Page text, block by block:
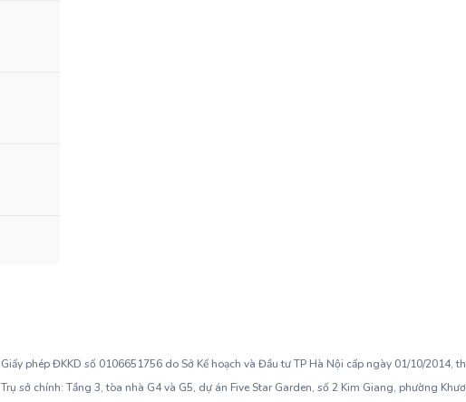
Giấy phép ĐKKD số 0106651756 do Sở Kế hoạch và Đầu tư TP Hà Nội cấp ngày 01/10/2014,
Trụ sở chính: Tầng 3, tòa nhà G4 và G5, dự án Five Star Garden, số 2 Kim Giang, phường